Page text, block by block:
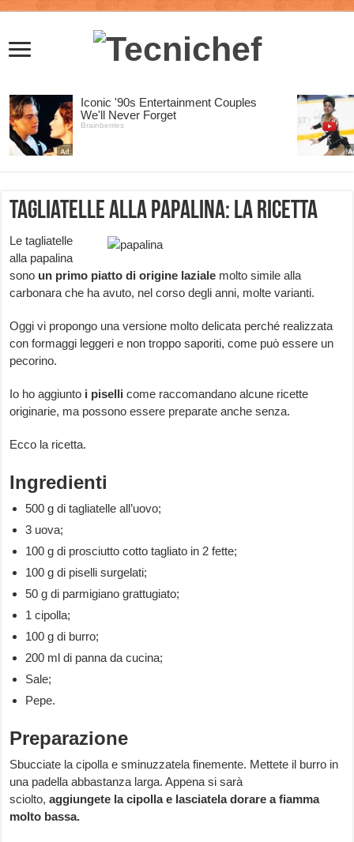
Tagliatelle alla papalina: la ricetta
Le tagliatelle
alla papalina
sono un primo piatto di origine laziale molto simile alla
carbonara che ha avuto, nel corso degli anni, molte varianti.
Oggi vi propongo una versione molto delicata perché realizzata
con formaggi leggeri e non troppo saporiti, come può essere un
pecorino.
Io ho aggiunto i piselli come raccomandano alcune ricette
originarie, ma possono essere preparate anche senza.
Ecco la ricetta.
Ingredienti
500 g di tagliatelle all’uovo;
3 uova;
100 g di prosciutto cotto tagliato in 2 fette;
100 g di piselli surgelati;
50 g di parmigiano grattugiato;
1 cipolla;
100 g di burro;
200 ml di panna da cucina;
Sale;
Pepe.
Preparazione
Sbucciate la cipolla e sminuzzatela finemente. Mettete il burro in
una padella abbastanza larga. Appena si sarà
sciolto,aggiungete la cipolla e lasciatela dorare a fiamma
molto bassa.